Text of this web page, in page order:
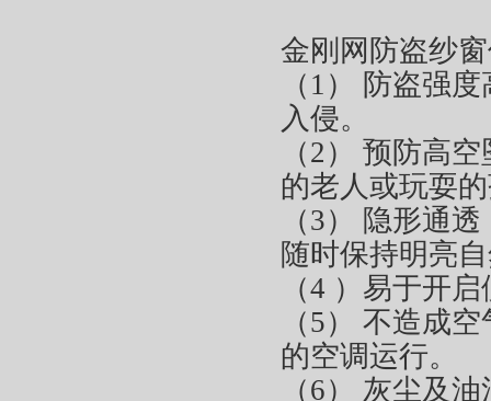
金刚网防盗纱
（1） 防盗强
入侵。
（2） 预防高
的老人或玩耍
（3） 隐形通
随时保持明亮
（4 ）易于开
（5） 不造成
的空调运行。
（6） 灰尘及